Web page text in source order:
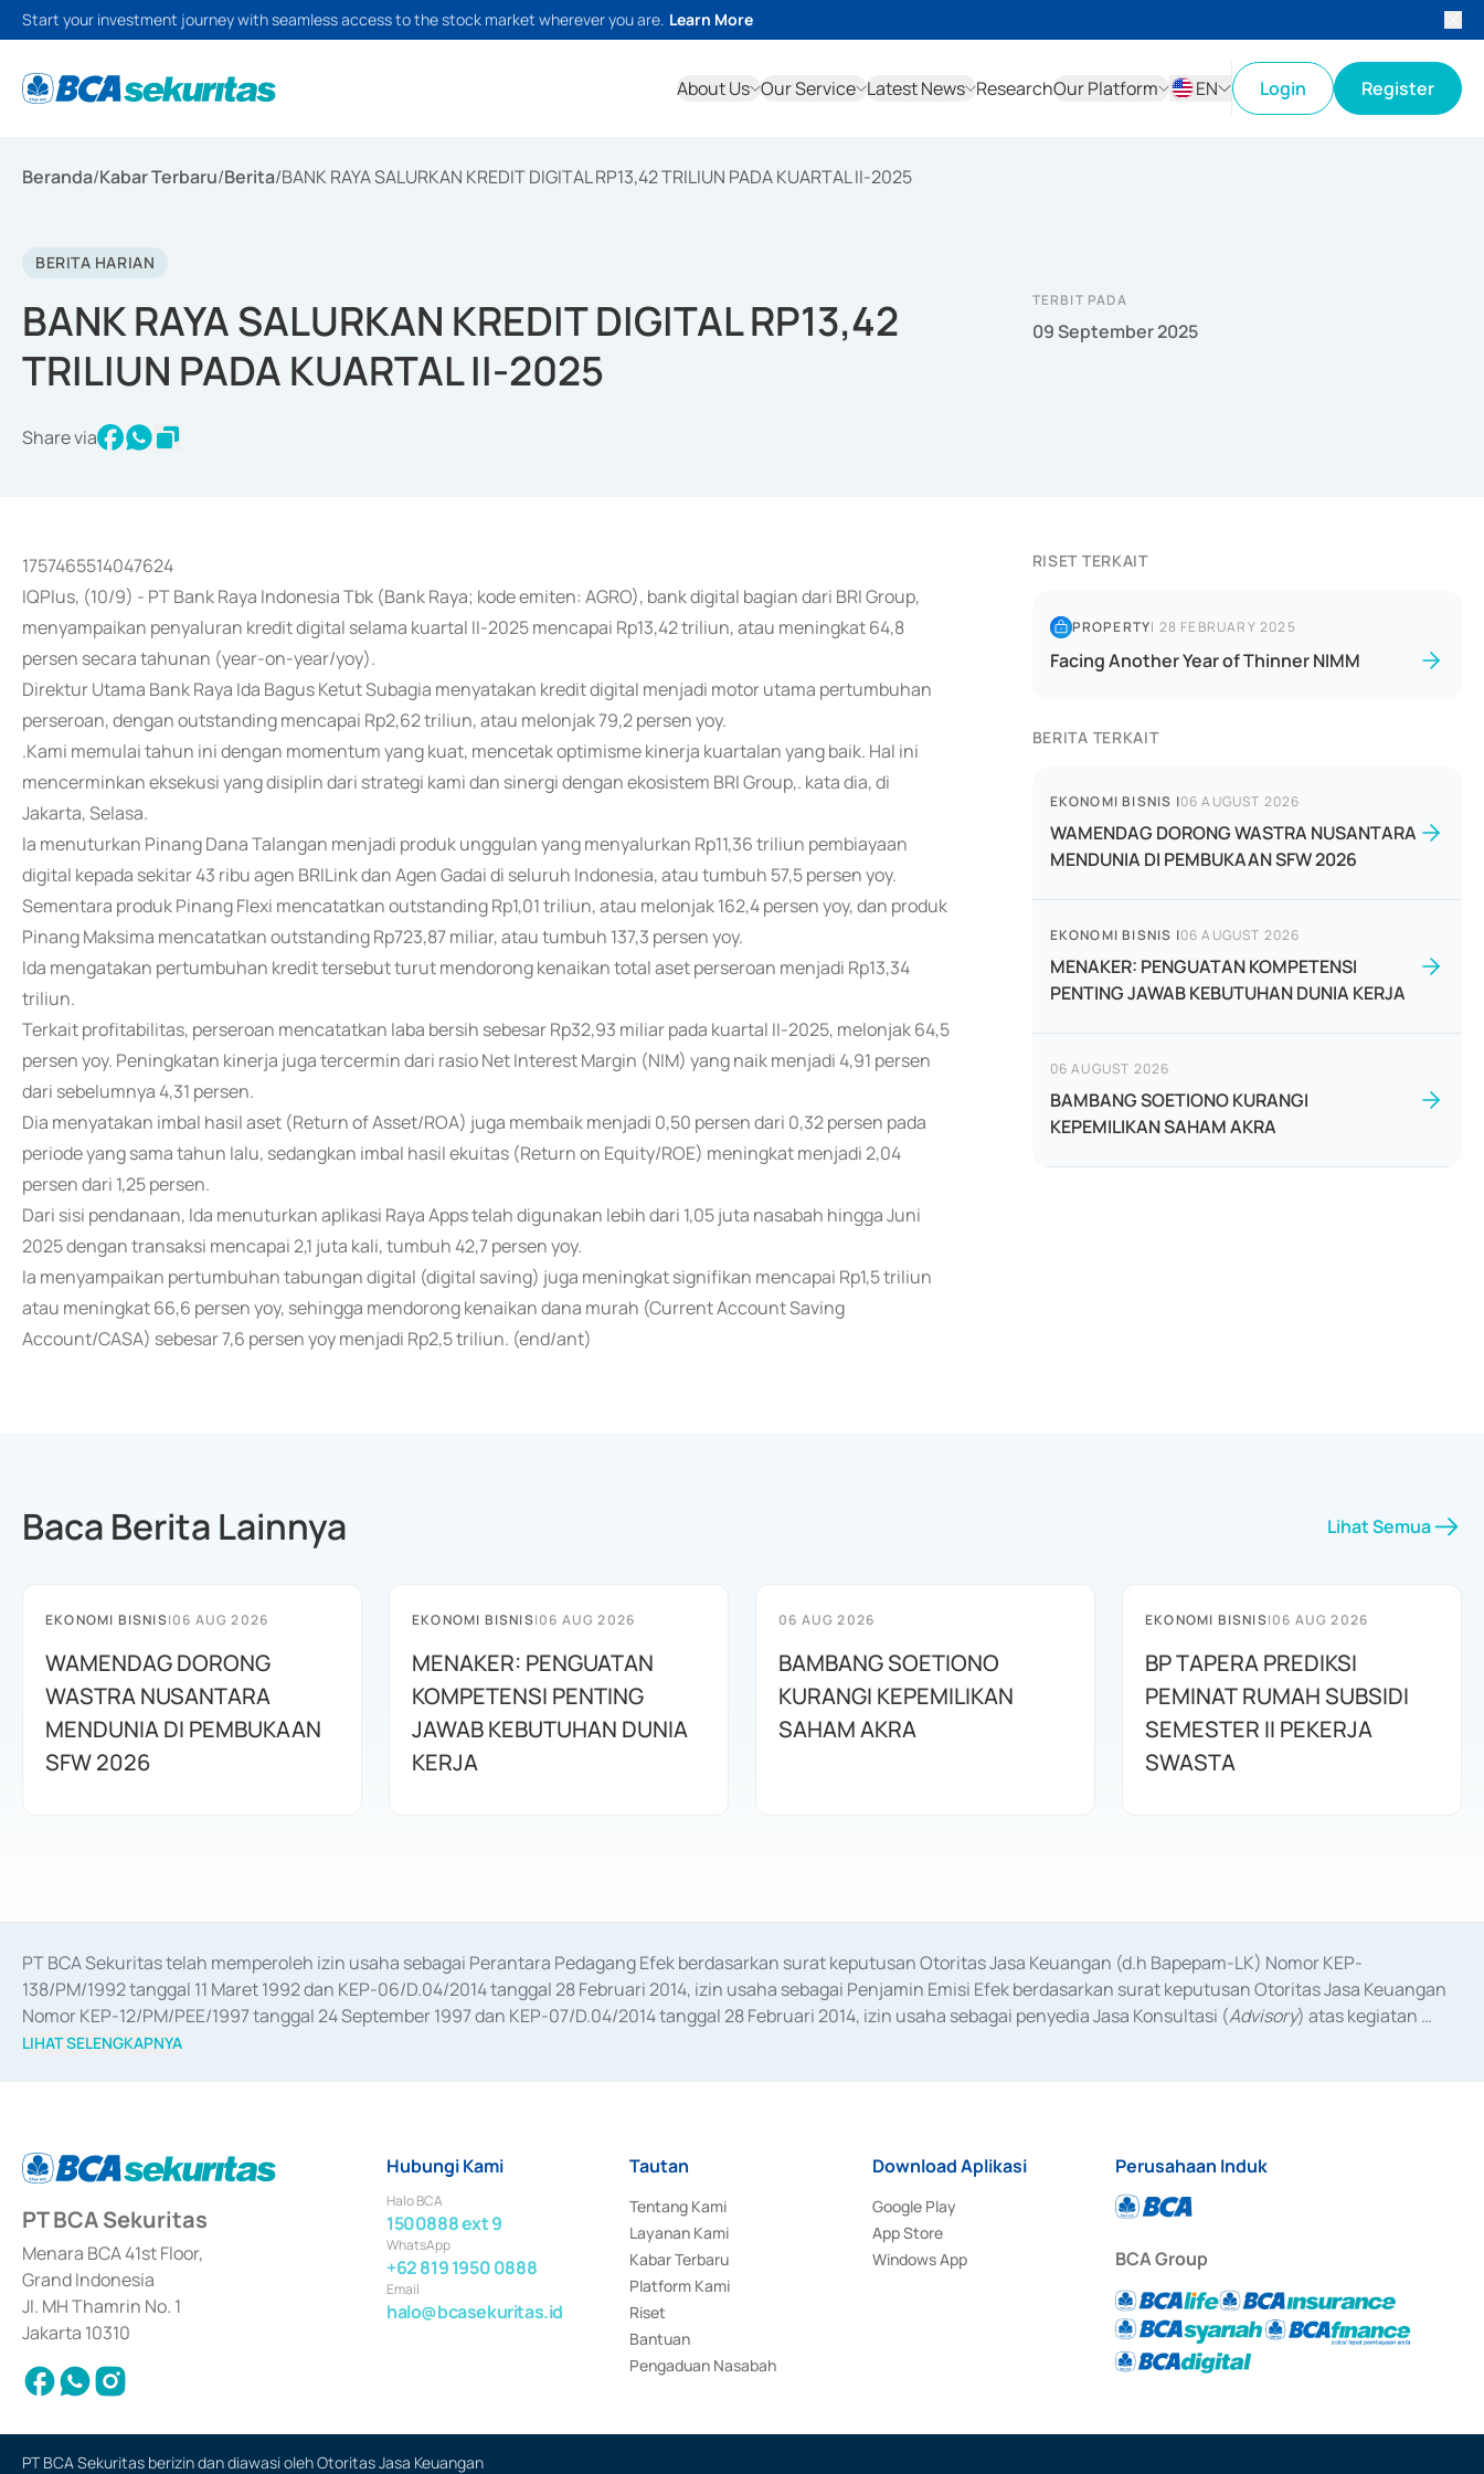
Start your investment journey with seamless access to the stock market wherever you are. Learn More
About Us Our Service Latest News ResearchOur Platform
EN
Login Register
Beranda/Kabar Terbaru/Berita/BANK RAYA SALURKAN KREDIT DIGITAL RP13,42 TRILIUN PADA KUARTAL II-2025
BERITA HARIAN
BANK RAYA SALURKAN KREDIT DIGITAL RP13,42
TRILIUN PADA KUARTAL II-2025
Share via
TERBIT PADA
09 September 2025
1757465514047624
IQPlus, (10/9) - PT Bank Raya Indonesia Tbk (Bank Raya; kode emiten: AGRO), bank digital bagian dari BRI Group,
menyampaikan penyaluran kredit digital selama kuartal II-2025 mencapai Rp13,42 triliun, atau meningkat 64,8
persen secara tahunan (year-on-year/yoy).
Direktur Utama Bank Raya Ida Bagus Ketut Subagia menyatakan kredit digital menjadi motor utama pertumbuhan
perseroan, dengan outstanding mencapai Rp2,62 triliun, atau melonjak 79,2 persen yoy.
.Kami memulai tahun ini dengan momentum yang kuat, mencetak optimisme kinerja kuartalan yang baik. Hal ini
mencerminkan eksekusi yang disiplin dari strategi kami dan sinergi dengan ekosistem BRI Group,. kata dia, di
Jakarta, Selasa.
Ia menuturkan Pinang Dana Talangan menjadi produk unggulan yang menyalurkan Rp11,36 triliun pembiayaan
digital kepada sekitar 43 ribu agen BRILink dan Agen Gadai di seluruh Indonesia, atau tumbuh 57,5 persen yoy.
Sementara produk Pinang Flexi mencatatkan outstanding Rp1,01 triliun, atau melonjak 162,4 persen yoy, dan produk
Pinang Maksima mencatatkan outstanding Rp723,87 miliar, atau tumbuh 137,3 persen yoy.
Ida mengatakan pertumbuhan kredit tersebut turut mendorong kenaikan total aset perseroan menjadi Rp13,34
triliun.
Terkait profitabilitas, perseroan mencatatkan laba bersih sebesar Rp32,93 miliar pada kuartal II-2025, melonjak 64,5
persen yoy. Peningkatan kinerja juga tercermin dari rasio Net Interest Margin (NIM) yang naik menjadi 4,91 persen
dari sebelumnya 4,31 persen.
Dia menyatakan imbal hasil aset (Return of Asset/ROA) juga membaik menjadi 0,50 persen dari 0,32 persen pada
periode yang sama tahun lalu, sedangkan imbal hasil ekuitas (Return on Equity/ROE) meningkat menjadi 2,04
persen dari 1,25 persen.
Dari sisi pendanaan, Ida menuturkan aplikasi Raya Apps telah digunakan lebih dari 1,05 juta nasabah hingga Juni
2025 dengan transaksi mencapai 2,1 juta kali, tumbuh 42,7 persen yoy.
Ia menyampaikan pertumbuhan tabungan digital (digital saving) juga meningkat signifikan mencapai Rp1,5 triliun
atau meningkat 66,6 persen yoy, sehingga mendorong kenaikan dana murah (Current Account Saving
Account/CASA) sebesar 7,6 persen yoy menjadi Rp2,5 triliun. (end/ant)
RISET TERKAIT
PROPERTY| 28 FEBRUARY 2025
Facing Another Year of Thinner NIMM
BERITA TERKAIT
EKONOMI BISNIS |06 AUGUST 2026
WAMENDAG DORONG WASTRA NUSANTARA
MENDUNIA DI PEMBUKAAN SFW 2026
EKONOMI BISNIS |06 AUGUST 2026
MENAKER: PENGUATAN KOMPETENSI
PENTING JAWAB KEBUTUHAN DUNIA KERJA
06 AUGUST 2026
BAMBANG SOETIONO KURANGI
KEPEMILIKAN SAHAM AKRA
Baca Berita Lainnya Lihat Semua
EKONOMI BISNIS|06 AUG 2026
WAMENDAG DORONG
WASTRA NUSANTARA
MENDUNIA DI PEMBUKAAN
SFW 2026
EKONOMI BISNIS|06 AUG 2026
MENAKER: PENGUATAN
KOMPETENSI PENTING
JAWAB KEBUTUHAN DUNIA
KERJA
06 AUG 2026
BAMBANG SOETIONO
KURANGI KEPEMILIKAN
SAHAM AKRA
EKONOMI BISNIS|06 AUG 2026
BP TAPERA PREDIKSI
PEMINAT RUMAH SUBSIDI
SEMESTER II PEKERJA
SWASTA
PT BCA Sekuritas telah memperoleh izin usaha sebagai Perantara Pedagang Efek berdasarkan surat keputusan Otoritas Jasa Keuangan (d.h Bapepam-LK) Nomor KEP-
138/PM/1992 tanggal 11 Maret 1992 dan KEP-06/D.04/2014 tanggal 28 Februari 2014, izin usaha sebagai Penjamin Emisi Efek berdasarkan surat keputusan Otoritas Jasa Keuangan
Nomor KEP-12/PM/PEE/1997 tanggal 24 September 1997 dan KEP-07/D.04/2014 tanggal 28 Februari 2014, izin usaha sebagai penyedia Jasa Konsultasi (Advisory) atas kegiatan
merger, akuisisi, divestasi, dan
LIHAT SELENGKAPNYA
PT BCA Sekuritas
Menara BCA 41st Floor,
Grand Indonesia
Jl. MH Thamrin No. 1
Jakarta 10310
Hubungi Kami
Halo BCA
1500888 ext 9
WhatsApp
+62 819 1950 0888
Email
halo@bcasekuritas.id
Tautan
Tentang Kami
Layanan Kami
Kabar Terbaru
Platform Kami
Riset
Bantuan
Pengaduan Nasabah
Download Aplikasi
Google Play
App Store
Windows App
Perusahaan Induk
BCA Group
PT BCA Sekuritas berizin dan diawasi oleh Otoritas Jasa Keuangan